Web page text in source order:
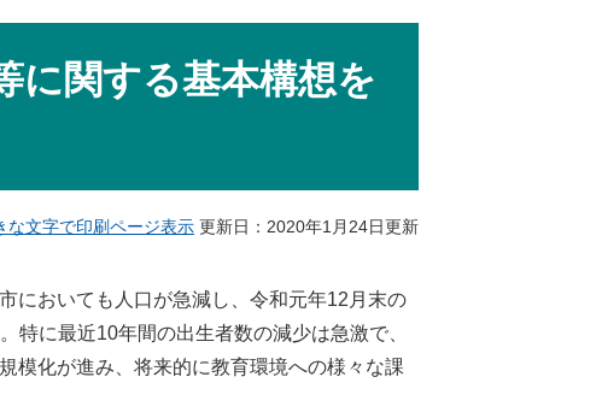
に関する基本構想を
な文字で印刷ページ表示 更新日：2020年1月24日更新
においても人口が急減し、令和元年12月末の
特に最近10年間の出生者数の減少は急激で、
模化が進み、将来的に教育環境への様々な課